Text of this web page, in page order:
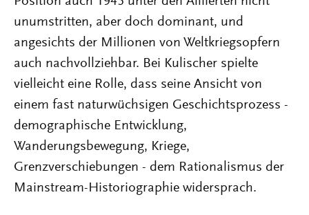
unumstritten, aber doch dominant, und
angesichts der Millionen von Weltkriegsopfern
auch nachvollziehbar. Bei Kulischer spielte
vielleicht eine Rolle, dass seine Ansicht von
einem fast naturwüchsigen Geschichtsprozess -
demographische Entwicklung,
Wanderungsbewegung, Kriege,
Grenzverschiebungen - dem Rationalismus der
Mainstream-Historiographie widersprach.